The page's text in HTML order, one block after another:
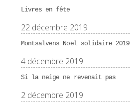
Livres en fête
22 décembre 2019
Montsalvens Noël solidaire 2019
4 décembre 2019
Si la neige ne revenait pas
2 décembre 2019